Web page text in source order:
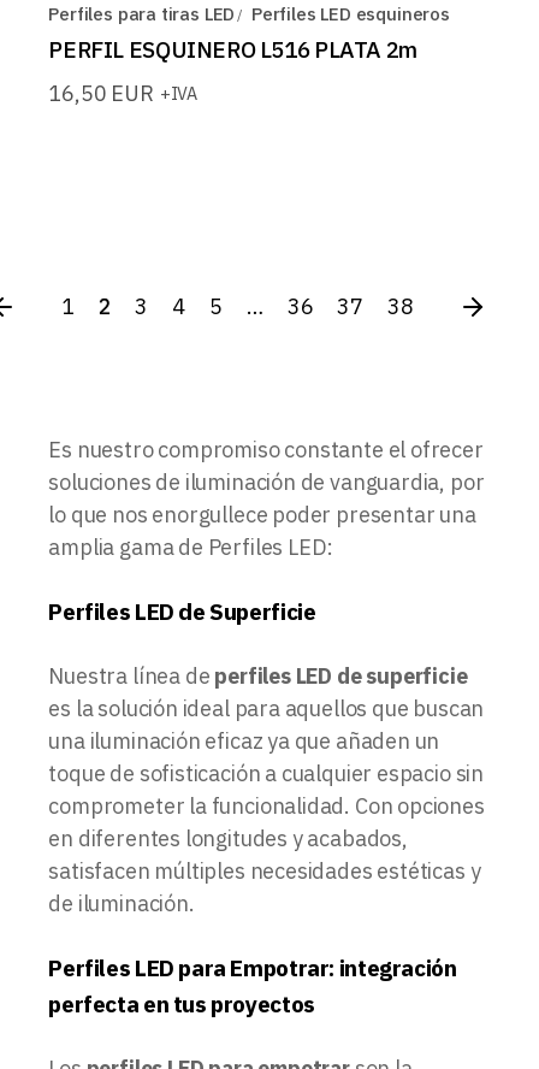
Perfiles para tiras LED Perfiles LED esquineros
PERFIL ESQUINERO L516 PLATA 2m
16,50 EUR +IVA
1 2 3 4 5 … 36 37 38
Es nuestro compromiso constante el ofrecer
soluciones de iluminación de vanguardia, por
lo que nos enorgullece poder presentar una
amplia gama de Perfiles LED:
Perfiles LED de Superficie
Nuestra línea de perfiles LED de superficie
es la solución ideal para aquellos que buscan
una iluminación eficaz ya que añaden un
toque de sofisticación a cualquier espacio sin
comprometer la funcionalidad. Con opciones
en diferentes longitudes y acabados,
satisfacen múltiples necesidades estéticas y
de iluminación.
Perfiles LED para Empotrar: integración
perfecta en tus proyectos